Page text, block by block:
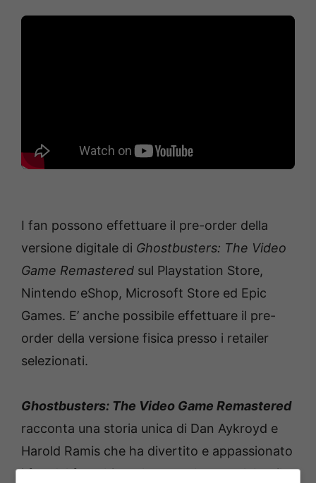
I fan possono effettuare il pre-order della
versione digitale di Ghostbusters: The Video
Game Remastered sul Playstation Store,
Nintendo eShop, Microsoft Store ed Epic
Games. E’ anche possibile effettuare il pre-
order della versione fisica presso i retailer
selezionati.
Ghostbusters: The Video Game Remastered
racconta una storia unica di Dan Aykroyd e
Harold Ramis che ha divertito e appassionato
i fan del franchise, che quest’anno celebra il